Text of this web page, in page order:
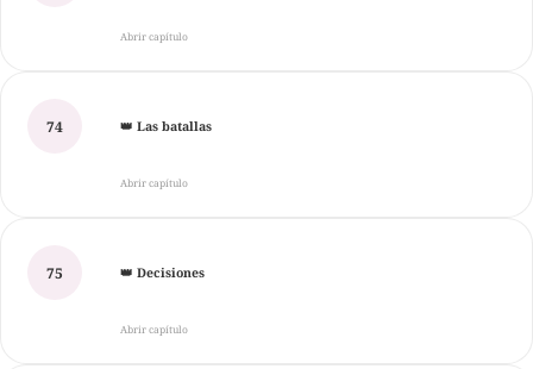
Abrir capítulo
74 👑 Las batallas
Abrir capítulo
75 👑 Decisiones
Abrir capítulo